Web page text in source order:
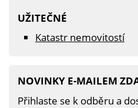
UŽITEČNÉ
Katastr nemovitostí
NOVINKY E-MAILEM
Přihlaste se k odběru a